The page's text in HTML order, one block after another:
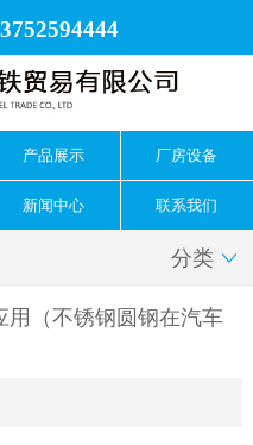
产品展示 厂房设备
新闻中心 联系我们
分类 
用（不锈钢圆钢在汽车